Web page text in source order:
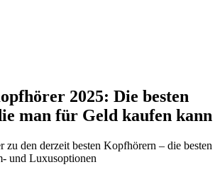
2025: Die besten
man für Geld kaufen kann
zu den derzeit besten Kopfhörern – die besten
und Luxusoptionen